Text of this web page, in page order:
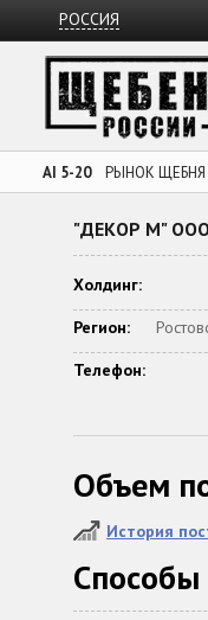
РОССИЯ
AI 5-20 РЫНОК ЩЕБНЯ
"ДЕКОР М"
Холдинг:
Регион:
Телефон:
Объем
История
Способы